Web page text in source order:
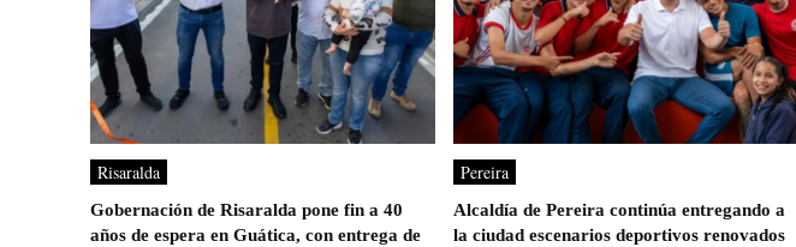
Risaralda
Gobernación de Risaralda pone fin a 40
años de espera en Guática, con entrega de
Pereira
Alcaldía de Pereira continúa entregando a
la ciudad escenarios deportivos renovados